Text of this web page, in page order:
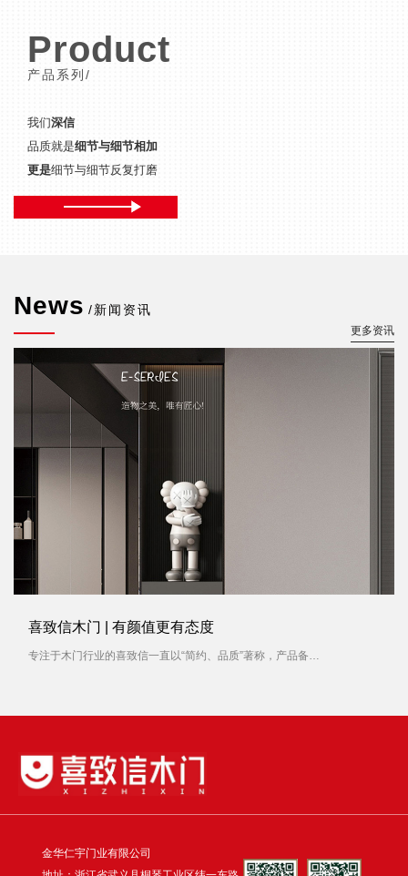
Product
产品系列/
我们深信
品质就是细节与细节相加
更是细节与细节反复打磨
News /新闻资讯
更多资讯
喜致信木门 | 有颜值更有态度
专注于木门行业的喜致信一直以“简约、品质”著称，产品备受消费者青睐。对待每一扇木门产品，喜致信木门容不得有一丝马虎，就像对待一件艺术品，从选材到制作，每一个过程都被严格要求。
金华仁宇门业有限公司